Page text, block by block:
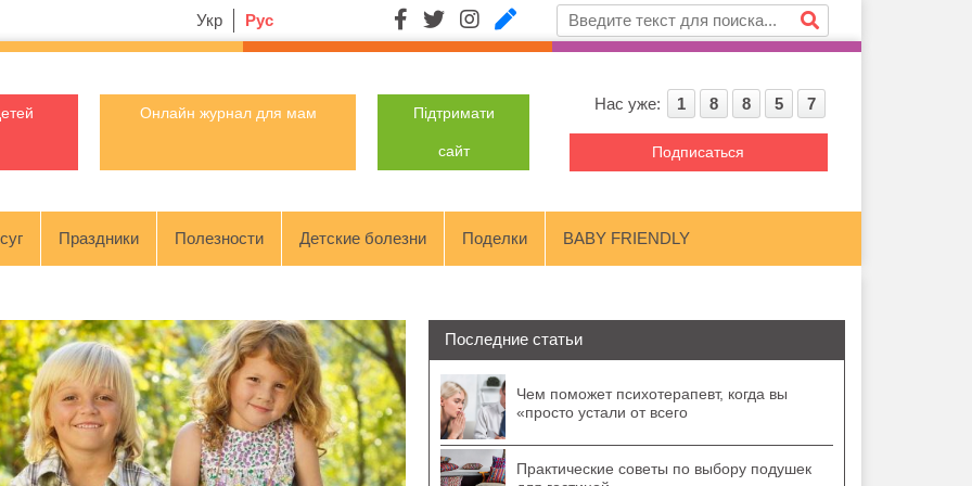
Укр Рус
Онлайн журнал для мам Підтримати
сайт
Нас уже: 1 8 8 5 7
Подписаться
Праздники Полезности Детские болезни Поделки BABY FRIENDLY
Последние статьи
Чем поможет психотерапевт, когда вы
«просто устали от всего
Практические советы по выбору подушек